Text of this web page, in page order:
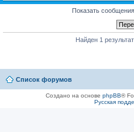
Показать
Найден 1
Список форумов
Создано на основе phpBB®
Русская